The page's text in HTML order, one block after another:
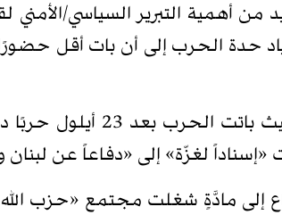
«حزب الله» يزيد من أهمية التبرير السياسي/
حدة الحرب إلى أن بات أقل
ترافق هذا التحوُّل مع تحوُّلٍ في الرواية الرسمية التي يقدمها «حزب
لغزّة» إلى «دفاعاً عن
إلى مادَّةٍ شغلت مجتمع «حزب